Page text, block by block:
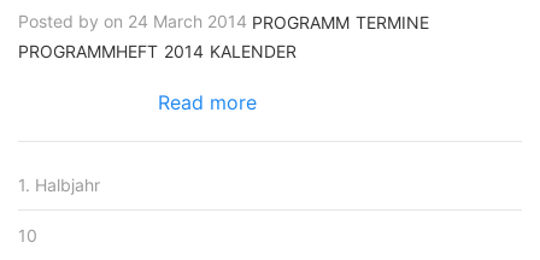
Posted by on 24 March 2014 PROGRAMM TERMINE
PROGRAMMHEFT 2014 KALENDER
Read more
1. Halbjahr
10